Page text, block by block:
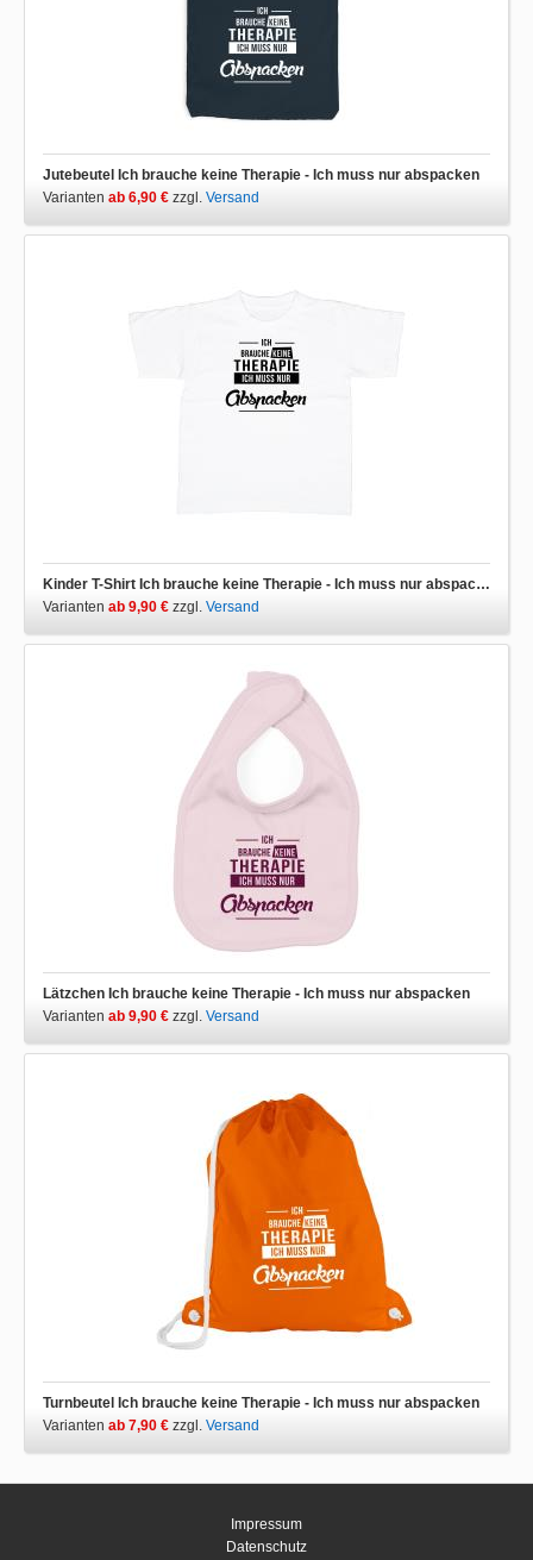
Jutebeutel Ich brauche keine Therapie - Ich muss nur abspacken
Varianten ab 6,90 € zzgl. Versand
Kinder T-Shirt Ich brauche keine Therapie - Ich muss nur abspacken
Varianten ab 9,90 € zzgl. Versand
Lätzchen Ich brauche keine Therapie - Ich muss nur abspacken
Varianten ab 9,90 € zzgl. Versand
Turnbeutel Ich brauche keine Therapie - Ich muss nur abspacken
Varianten ab 7,90 € zzgl. Versand
Impressum
Datenschutz